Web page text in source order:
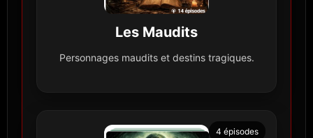
Les Maudits
Personnages maudits et destins tragiques.
4 épisodes